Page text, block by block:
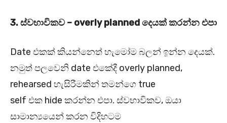
3.ස්වභාවිකව – overly plannedදෙයක් කරන්න එපා
Date එකක් කියන්නෙත් හැමෝම බලන් ඉන්න දෙයක්.
නමුත් පලවෙනි date එකේදී overly planned,
rehearsed හැසිරීමකින් තමන්ගෙ true
self එක hide කරන්න එපා. ස්වභාවිකව, ඔයා
සාමාන්‍යයෙන් කරන විදිහටම